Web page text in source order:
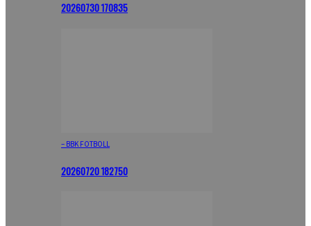
20260730 170835
– BBK FOTBOLL
20260720 182750